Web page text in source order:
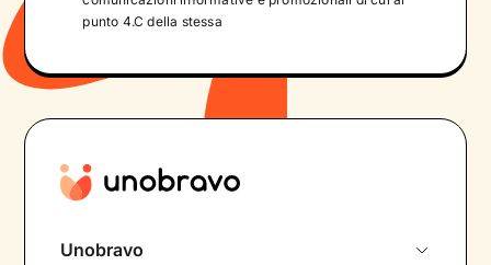
punto 4.C della stessa
Unobravo